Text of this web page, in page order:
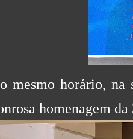
mesmo horário, na
homenagem